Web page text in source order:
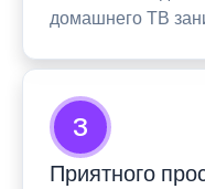
домашнего ТВ
3
Приятного